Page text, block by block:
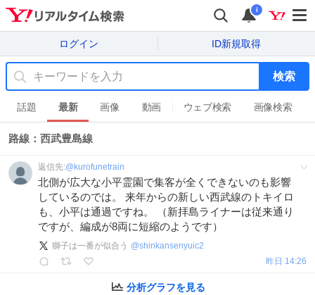
i
ログイン ID新規取得
検索
話題 最新 画像 動画 ウェブ検索 画像検索
路線：西武豊島線
返信先:@ kurofunetrain
北側が広大な小平霊園で集客が全くできないのも影響
しているのでは。 来年からの新しい西武線のトキイロ
も、小平は通過ですね。 （新拝島ライナーは従来通り
ですが、編成が8両に短縮のようです）
獅子は一番が似合う @shinkansenyuic2
昨日 14:26
分析グラフを見る